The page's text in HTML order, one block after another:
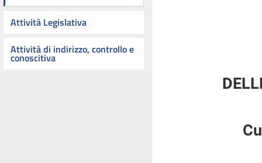
Attività Legislativa
Attività di indirizzo, controllo e
conoscitiva